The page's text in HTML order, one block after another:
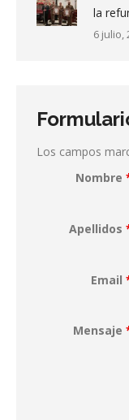
la
6 julio,
Los campos
Nombre
Apellidos
Email
Mensaje